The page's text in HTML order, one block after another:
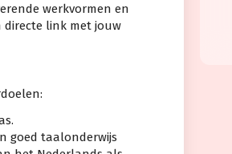
werkvormen en
link met jouw
goed taalonderwijs